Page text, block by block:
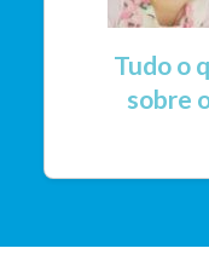
Tudo o
sobre